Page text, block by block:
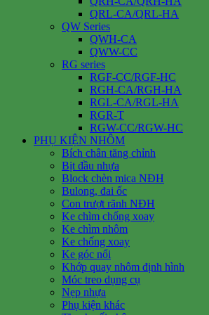
QRL-CA/QRL-HA
QW Series
QWH-CA
QWW-CC
RG series
RGF-CC/RGF-HC
RGH-CA/RGH-HA
RGL-CA/RGL-HA
RGR-T
RGW-CC/RGW-HC
PHỤ KIỆN NHÔM
Bích chân tăng chỉnh
Bịt đầu nhựa
Block chèn mica NĐH
Bulong, đai ốc
Con trượt rãnh NĐH
Ke chìm chống xoay
Ke chìm nhôm
Ke chống xoay
Ke góc nổi
Khớp quay nhôm định hình
Móc treo dụng cụ
Nẹp nhựa
Phụ kiện khác